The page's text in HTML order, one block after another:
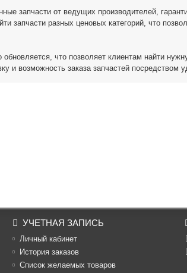
запчасти от ведущих производителей,
запчасти разных ценовых категорий, что
обновляется, что позволяет клиентам найти
и возможность заказа запчастей посредством
УЧЕТНАЯ ЗАПИСЬ
Личный кабинет
История заказов
Список желаемых товаров